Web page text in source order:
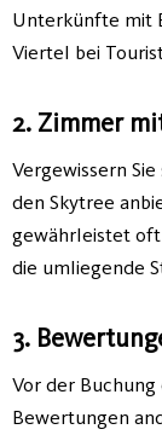
Unterkünfte mit
Viertel bei
2. Zimmer
Vergewissern
den Skytree
gewährleistet oft
die umliegende
3.
Vor der
Bewertungen